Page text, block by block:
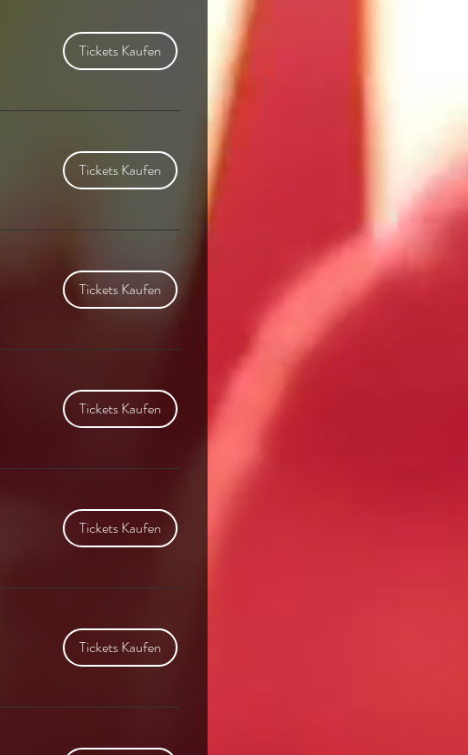
Tickets Kaufen
Tickets Kaufen
Tickets Kaufen
Tickets Kaufen
Tickets Kaufen
Tickets Kaufen